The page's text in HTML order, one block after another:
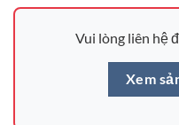
Vui lòng liên hệ
Xem